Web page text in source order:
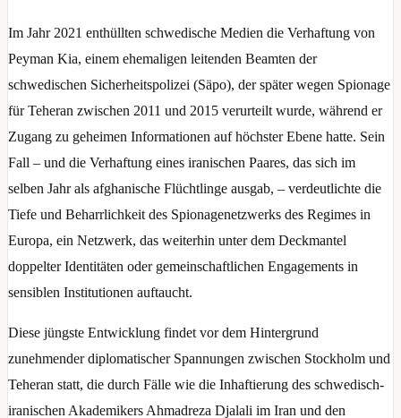
Im Jahr 2021 enthüllten schwedische Medien die Verhaftung von
Peyman Kia, einem ehemaligen leitenden Beamten der
schwedischen Sicherheitspolizei (Säpo), der später wegen Spionage
für Teheran zwischen 2011 und 2015 verurteilt wurde, während er
Zugang zu geheimen Informationen auf höchster Ebene hatte. Sein
Fall – und die Verhaftung eines iranischen Paares, das sich im
selben Jahr als afghanische Flüchtlinge ausgab, – verdeutlichte die
Tiefe und Beharrlichkeit des Spionagenetzwerks des Regimes in
Europa, ein Netzwerk, das weiterhin unter dem Deckmantel
doppelter Identitäten oder gemeinschaftlichen Engagements in
sensiblen Institutionen auftaucht.
Diese jüngste Entwicklung findet vor dem Hintergrund
zunehmender diplomatischer Spannungen zwischen Stockholm und
Teheran statt, die durch Fälle wie die Inhaftierung des schwedisch-
iranischen Akademikers Ahmadreza Djalali im Iran und den